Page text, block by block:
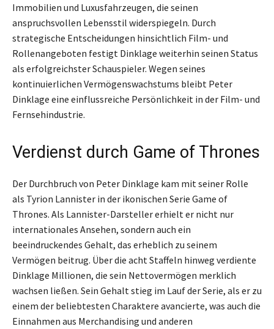
Immobilien und Luxusfahrzeugen, die seinen
anspruchsvollen Lebensstil widerspiegeln. Durch
strategische Entscheidungen hinsichtlich Film- und
Rollenangeboten festigt Dinklage weiterhin seinen Status
als erfolgreichster Schauspieler. Wegen seines
kontinuierlichen Vermögenswachstums bleibt Peter
Dinklage eine einflussreiche Persönlichkeit in der Film- und
Fernsehindustrie.
Verdienst durch Game of Thrones
Der Durchbruch von Peter Dinklage kam mit seiner Rolle
als Tyrion Lannister in der ikonischen Serie Game of
Thrones. Als Lannister-Darsteller erhielt er nicht nur
internationales Ansehen, sondern auch ein
beeindruckendes Gehalt, das erheblich zu seinem
Vermögen beitrug. Über die acht Staffeln hinweg verdiente
Dinklage Millionen, die sein Nettovermögen merklich
wachsen ließen. Sein Gehalt stieg im Lauf der Serie, als er zu
einem der beliebtesten Charaktere avancierte, was auch die
Einnahmen aus Merchandising und anderen